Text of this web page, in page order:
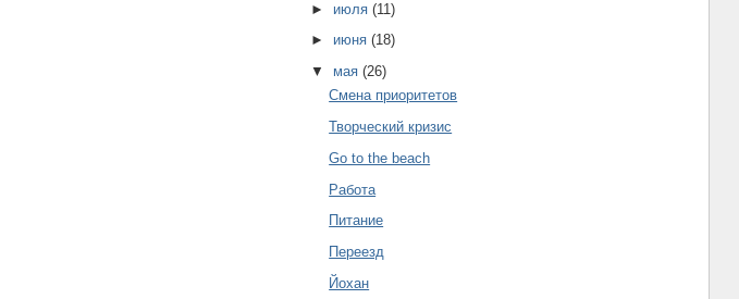
► июля(11)
► июня(18)
▼ мая(26)
Смена приоритетов
Творческий кризис
Go to the beach
Работа
Питание
Переезд
Йохан